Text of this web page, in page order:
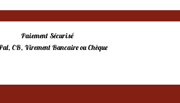
Paiement Sécurisé
CB, Virement Bancaire ou Chèque